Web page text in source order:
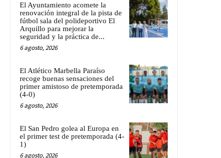
El Ayuntamiento acomete la
renovación integral de la pista de
fútbol sala del polideportivo El
Arquillo para mejorar la
seguridad y la práctica de...
6 agosto, 2026
El Atlético Marbella Paraíso
recoge buenas sensaciones del
primer amistoso de pretemporada
(4-0)
6 agosto, 2026
El San Pedro golea al Europa en
el primer test de pretemporada (4-
1)
6 agosto, 2026